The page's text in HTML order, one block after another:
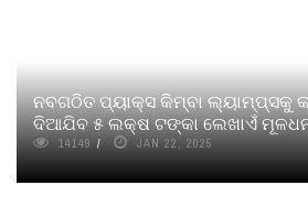
ନବଗଠିତ ପ୍ୟାକ୍ସ କିମ୍ବା ଲ୍ୟାମ୍ପ୍ସକୁ
ଦିଆଯିବ ୫ ଲକ୍ଷ ଟଙ୍କା ଲେଖାଏଁ
14149 JAN 22, 2025